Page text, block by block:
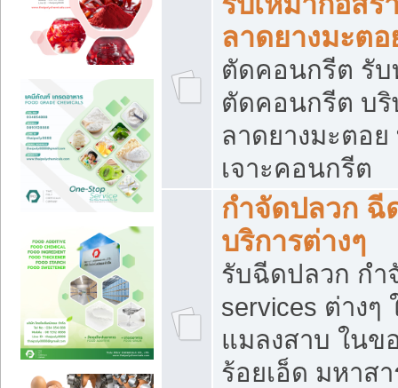
ลาดยางมะต
ตัดคอนกรีต รับ
ตัดคอนกรีต บริ
ลาดยางมะตอ
เจาะคอนกรีต
กำจัดปลวก ฉี
บริการต่างๆ
รับฉีดปลวก กำ
services ต่าง
แมลงสาบ ใน
ร้อยเอ็ด มหาส